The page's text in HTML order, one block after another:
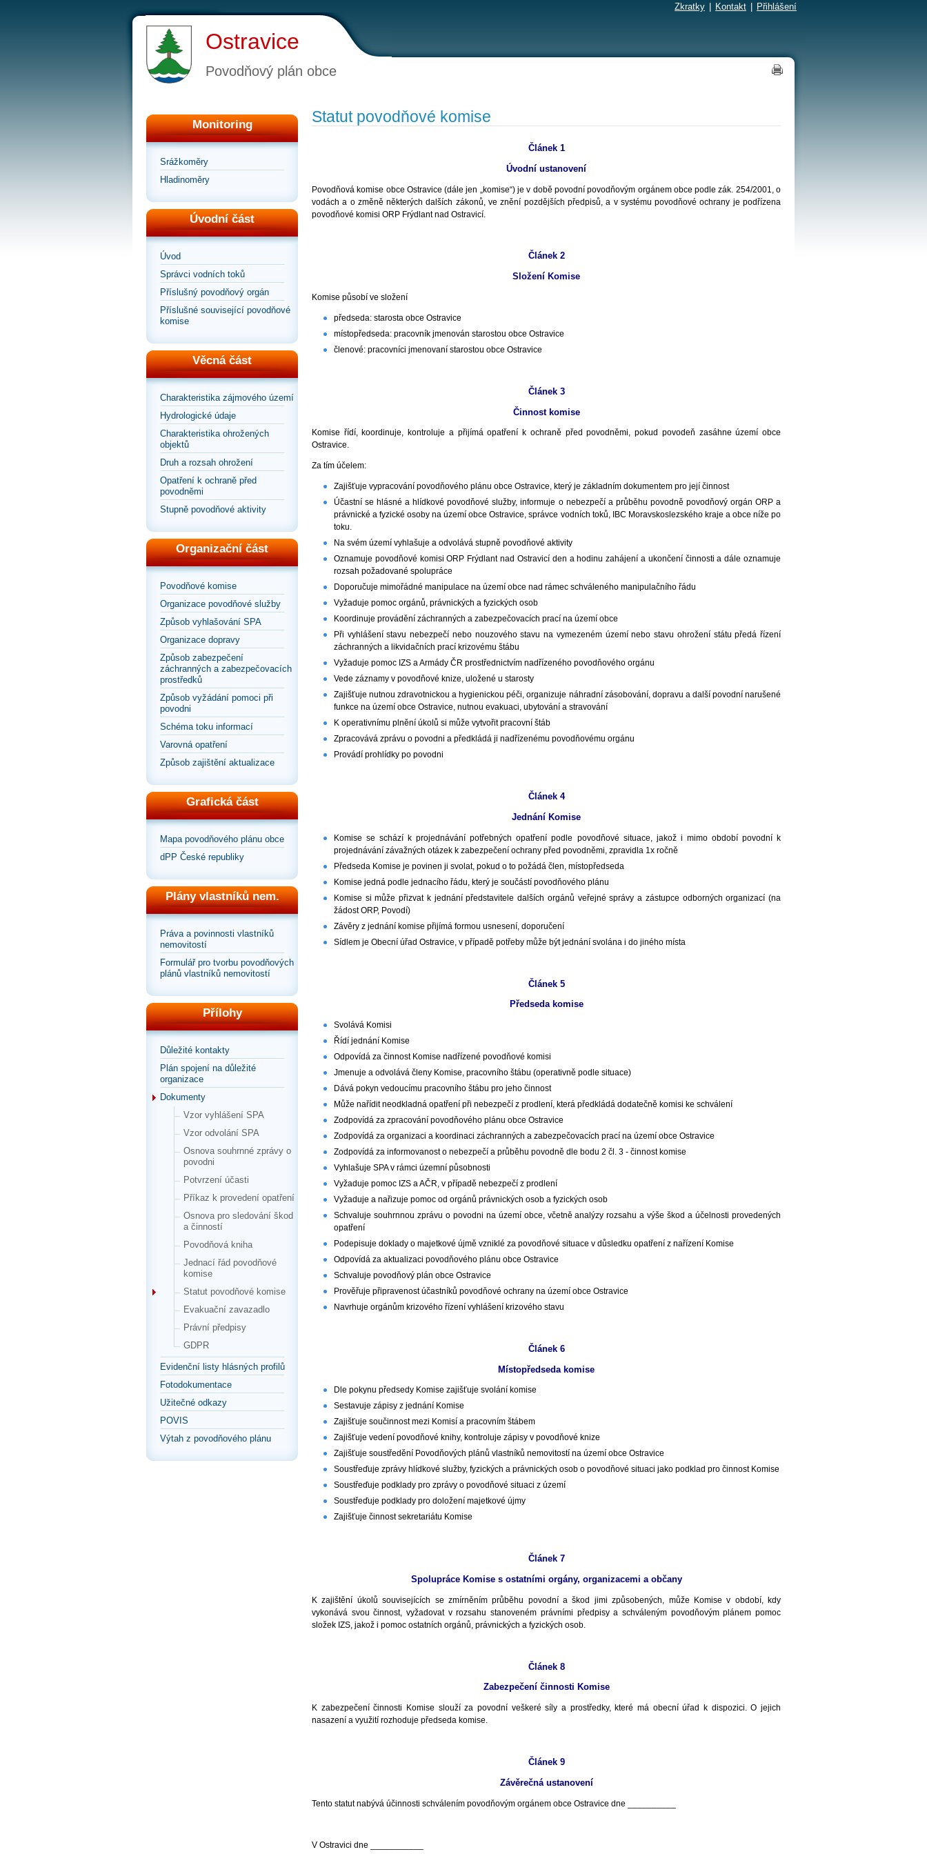
Zkratky Kontakt Přihlášení
Ostravice
Povodňový plán obce
Monitoring
Srážkoměry
Hladinoměry
Úvodní část
Úvod
Správci vodních toků
Příslušný povodňový orgán
Příslušné související povodňové
komise
Věcná část
Charakteristika zájmového území
Hydrologické údaje
Charakteristika ohrožených
objektů
Druh a rozsah ohrožení
Opatření k ochraně před
povodněmi
Stupně povodňové aktivity
Organizační část
Povodňové komise
Organizace povodňové služby
Způsob vyhlašování SPA
Organizace dopravy
Způsob zabezpečení
záchranných a zabezpečovacích
prostředků
Způsob vyžádání pomoci při
povodni
Schéma toku informací
Varovná opatření
Způsob zajištění aktualizace
Grafická část
Mapa povodňového plánu obce
dPP České republiky
Plány vlastníků nem.
Práva a povinnosti vlastníků
nemovitostí
Formulář pro tvorbu povodňových
plánů vlastníků nemovitostí
Přílohy
Důležité kontakty
Plán spojení na důležité
organizace
Dokumenty
Vzor vyhlášení SPA
Vzor odvolání SPA
Osnova souhrnné zprávy o
povodni
Potvrzení účasti
Příkaz k provedení opatření
Osnova pro sledování škod
a činností
Povodňová kniha
Jednací řád povodňové
komise
Statut povodňové komise
Evakuační zavazadlo
Právní předpisy
GDPR
Evidenční listy hlásných profilů
Fotodokumentace
Užitečné odkazy
POVIS
Výtah z povodňového plánu
Statut povodňové komise
Článek 1
Úvodní ustanovení
Povodňová komise obce Ostravice (dále jen „komise“) je v době povodní povodňovým orgánem obce podle zák. 254/2001, o
vodách a o změně některých dalších zákonů, ve znění pozdějších předpisů, a v systému povodňové ochrany je podřízena
povodňové komisi ORP Frýdlant nad Ostravicí.
Článek 2
Složení Komise
Komise působí ve složení
předseda: starosta obce Ostravice
místopředseda: pracovník jmenován starostou obce Ostravice
členové: pracovníci jmenovaní starostou obce Ostravice
Článek 3
Činnost komise
Komise řídí, koordinuje, kontroluje a přijímá opatření k ochraně před povodněmi, pokud povodeň zasáhne území obce
Ostravice.
Za tím účelem:
Zajišťuje vypracování povodňového plánu obce Ostravice, který je základním dokumentem pro její činnost
Účastní se hlásné a hlídkové povodňové služby, informuje o nebezpečí a průběhu povodně povodňový orgán ORP a
právnické a fyzické osoby na území obce Ostravice, správce vodních toků, IBC Moravskoslezského kraje a obce níže po
toku.
Na svém území vyhlašuje a odvolává stupně povodňové aktivity
Oznamuje povodňové komisi ORP Frýdlant nad Ostravicí den a hodinu zahájení a ukončení činnosti a dále oznamuje
rozsah požadované spolupráce
Doporučuje mimořádné manipulace na území obce nad rámec schváleného manipulačního řádu
Vyžaduje pomoc orgánů, právnických a fyzických osob
Koordinuje provádění záchranných a zabezpečovacích prací na území obce
Při vyhlášení stavu nebezpečí nebo nouzového stavu na vymezeném území nebo stavu ohrožení státu předá řízení
záchranných a likvidačních prací krizovému štábu
Vyžaduje pomoc IZS a Armády ČR prostřednictvím nadřízeného povodňového orgánu
Vede záznamy v povodňové knize, uložené u starosty
Zajišťuje nutnou zdravotnickou a hygienickou péči, organizuje náhradní zásobování, dopravu a další povodní narušené
funkce na území obce Ostravice, nutnou evakuaci, ubytování a stravování
K operativnímu plnění úkolů si může vytvořit pracovní štáb
Zpracovává zprávu o povodni a předkládá ji nadřízenému povodňovému orgánu
Provádí prohlídky po povodni
Článek 4
Jednání Komise
Komise se schází k projednávání potřebných opatření podle povodňové situace, jakož i mimo období povodní k
projednávání závažných otázek k zabezpečení ochrany před povodněmi, zpravidla 1x ročně
Předseda Komise je povinen ji svolat, pokud o to požádá člen, místopředseda
Komise jedná podle jednacího řádu, který je součástí povodňového plánu
Komise si může přizvat k jednání představitele dalších orgánů veřejné správy a zástupce odborných organizací (na
žádost ORP, Povodí)
Závěry z jednání komise přijímá formou usnesení, doporučení
Sídlem je Obecní úřad Ostravice, v případě potřeby může být jednání svolána i do jiného místa
Článek 5
Předseda komise
Svolává Komisi
Řídí jednání Komise
Odpovídá za činnost Komise nadřízené povodňové komisi
Jmenuje a odvolává členy Komise, pracovního štábu (operativně podle situace)
Dává pokyn vedoucímu pracovního štábu pro jeho činnost
Může nařídit neodkladná opatření při nebezpečí z prodlení, která předkládá dodatečně komisi ke schválení
Zodpovídá za zpracování povodňového plánu obce Ostravice
Zodpovídá za organizaci a koordinaci záchranných a zabezpečovacích prací na území obce Ostravice
Zodpovídá za informovanost o nebezpečí a průběhu povodně dle bodu 2 čl. 3 - činnost komise
Vyhlašuje SPA v rámci územní působnosti
Vyžaduje pomoc IZS a AČR, v případě nebezpečí z prodlení
Vyžaduje a nařizuje pomoc od orgánů právnických osob a fyzických osob
Schvaluje souhrnnou zprávu o povodni na území obce, včetně analýzy rozsahu a výše škod a účelnosti provedených
opatření
Podepisuje doklady o majetkové újmě vzniklé za povodňové situace v důsledku opatření z nařízení Komise
Odpovídá za aktualizaci povodňového plánu obce Ostravice
Schvaluje povodňový plán obce Ostravice
Prověřuje připravenost účastníků povodňové ochrany na území obce Ostravice
Navrhuje orgánům krizového řízení vyhlášení krizového stavu
Článek 6
Místopředseda komise
Dle pokynu předsedy Komise zajišťuje svolání komise
Sestavuje zápisy z jednání Komise
Zajišťuje součinnost mezi Komisí a pracovním štábem
Zajišťuje vedení povodňové knihy, kontroluje zápisy v povodňové knize
Zajišťuje soustředění Povodňových plánů vlastníků nemovitostí na území obce Ostravice
Soustřeďuje zprávy hlídkové služby, fyzických a právnických osob o povodňové situaci jako podklad pro činnost Komise
Soustřeďuje podklady pro zprávy o povodňové situaci z území
Soustřeďuje podklady pro doložení majetkové újmy
Zajišťuje činnost sekretariátu Komise
Článek 7
Spolupráce Komise s ostatními orgány, organizacemi a občany
K zajištění úkolů souvisejících se zmírněním průběhu povodní a škod jimi způsobených, může Komise v období, kdy
vykonává svou činnost, vyžadovat v rozsahu stanoveném právními předpisy a schváleným povodňovým plánem pomoc
složek IZS, jakož i pomoc ostatních orgánů, právnických a fyzických osob.
Článek 8
Zabezpečení činnosti Komise
K zabezpečení činnosti Komise slouží za povodní veškeré síly a prostředky, které má obecní úřad k dispozici. O jejich
nasazení a využití rozhoduje předseda komise.
Článek 9
Závěrečná ustanovení
Tento statut nabývá účinnosti schválením povodňovým orgánem obce Ostravice dne __________
V Ostravici dne ___________